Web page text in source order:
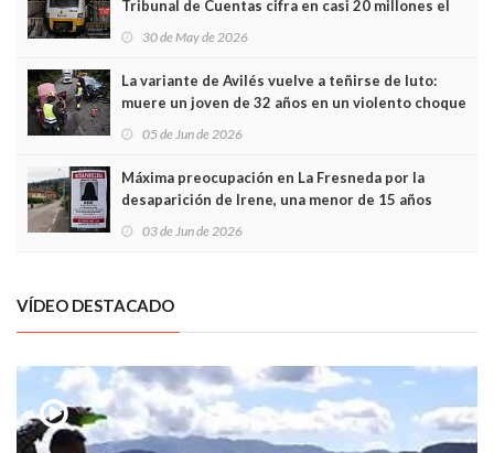
Tribunal de Cuentas cifra en casi 20 millones el
sobrecoste de los trenes que no cabían por los
30 de May de 2026
La variante de Avilés vuelve a teñirse de luto:
muere un joven de 32 años en un violento choque
frontal
05 de Jun de 2026
Máxima preocupación en La Fresneda por la
desaparición de Irene, una menor de 15 años
03 de Jun de 2026
VÍDEO DESTACADO